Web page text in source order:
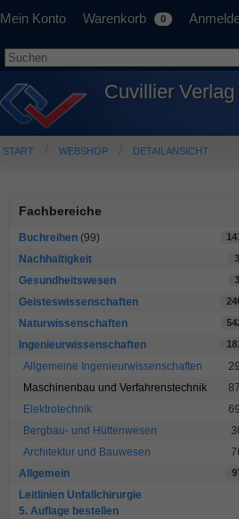
Mein Konto Warenkorb 0
Cuvillier
START WEBSHOP DETAILANSICHT
Fachbereiche
Buchreihen (99)
Nachhaltigkeit 3
Gesundheitswesen 3
Geisteswissenschaften
Naturwissenschaften
Ingenieurwissenschaften
Allgemeine Ingenieurwissenschaften
Maschinenbau und Verfahrenstechnik
Elektrotechnik
Bergbau- und Hüttenwesen
Architektur und Bauwesen
Allgemein
Leitlinien Unfallchirurgie
5. Auflage bestellen